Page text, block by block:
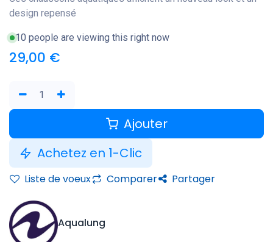
design repensé
10 people are viewing this right now
29,00 €
Ajouter
Achetez en 1-Clic
Liste de voeux Comparer Partager
Aqualung